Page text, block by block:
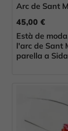
Arc de Sant
45,00 €
Està de
l'arc de Sant
parella a